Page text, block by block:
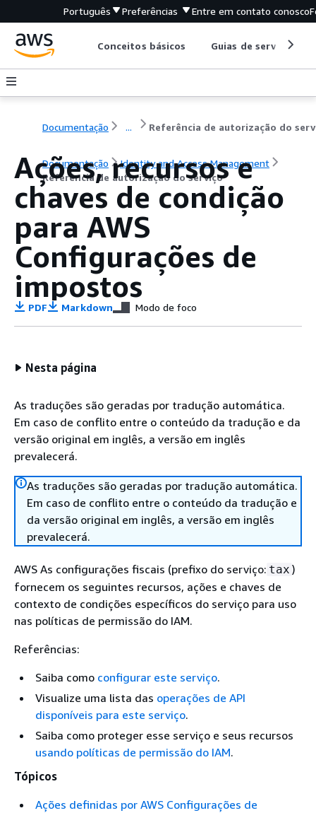
Português Preferências Entre em contato conosco
Conceitos básicos Guias de serviço
Documentação ... Referência de autorização do
Documentação
Identity and Access Management
Referência de autorização do serviço
Ações, recursos e
chaves de condição
para AWS
Configurações de
impostos
PDF Markdown Modo de foco
Nesta página
As traduções são geradas por tradução automática.
Em caso de conflito entre o conteúdo da tradução e da
versão original em inglês, a versão em inglês
prevalecerá.
As traduções são geradas por tradução automática.
Em caso de conflito entre o conteúdo da tradução e
da versão original em inglês, a versão em inglês
prevalecerá.
AWS As configurações fiscais (prefixo do serviço: tax )
fornecem os seguintes recursos, ações e chaves de
contexto de condições específicos do serviço para uso
nas políticas de permissão do IAM.
Referências:
Saiba como configurar este serviço.
Visualize uma lista das operações de API
disponíveis para este serviço.
Saiba como proteger esse serviço e seus recursos
usando políticas de permissão do IAM.
Tópicos
Ações definidas por AWS Configurações de